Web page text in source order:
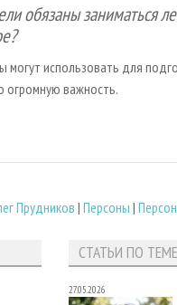
обязаны заниматься
использовать для
огромную важность.
Прудников| Персоны |
СТАТЬИ ПО ТЕМЕ
27.05.2026